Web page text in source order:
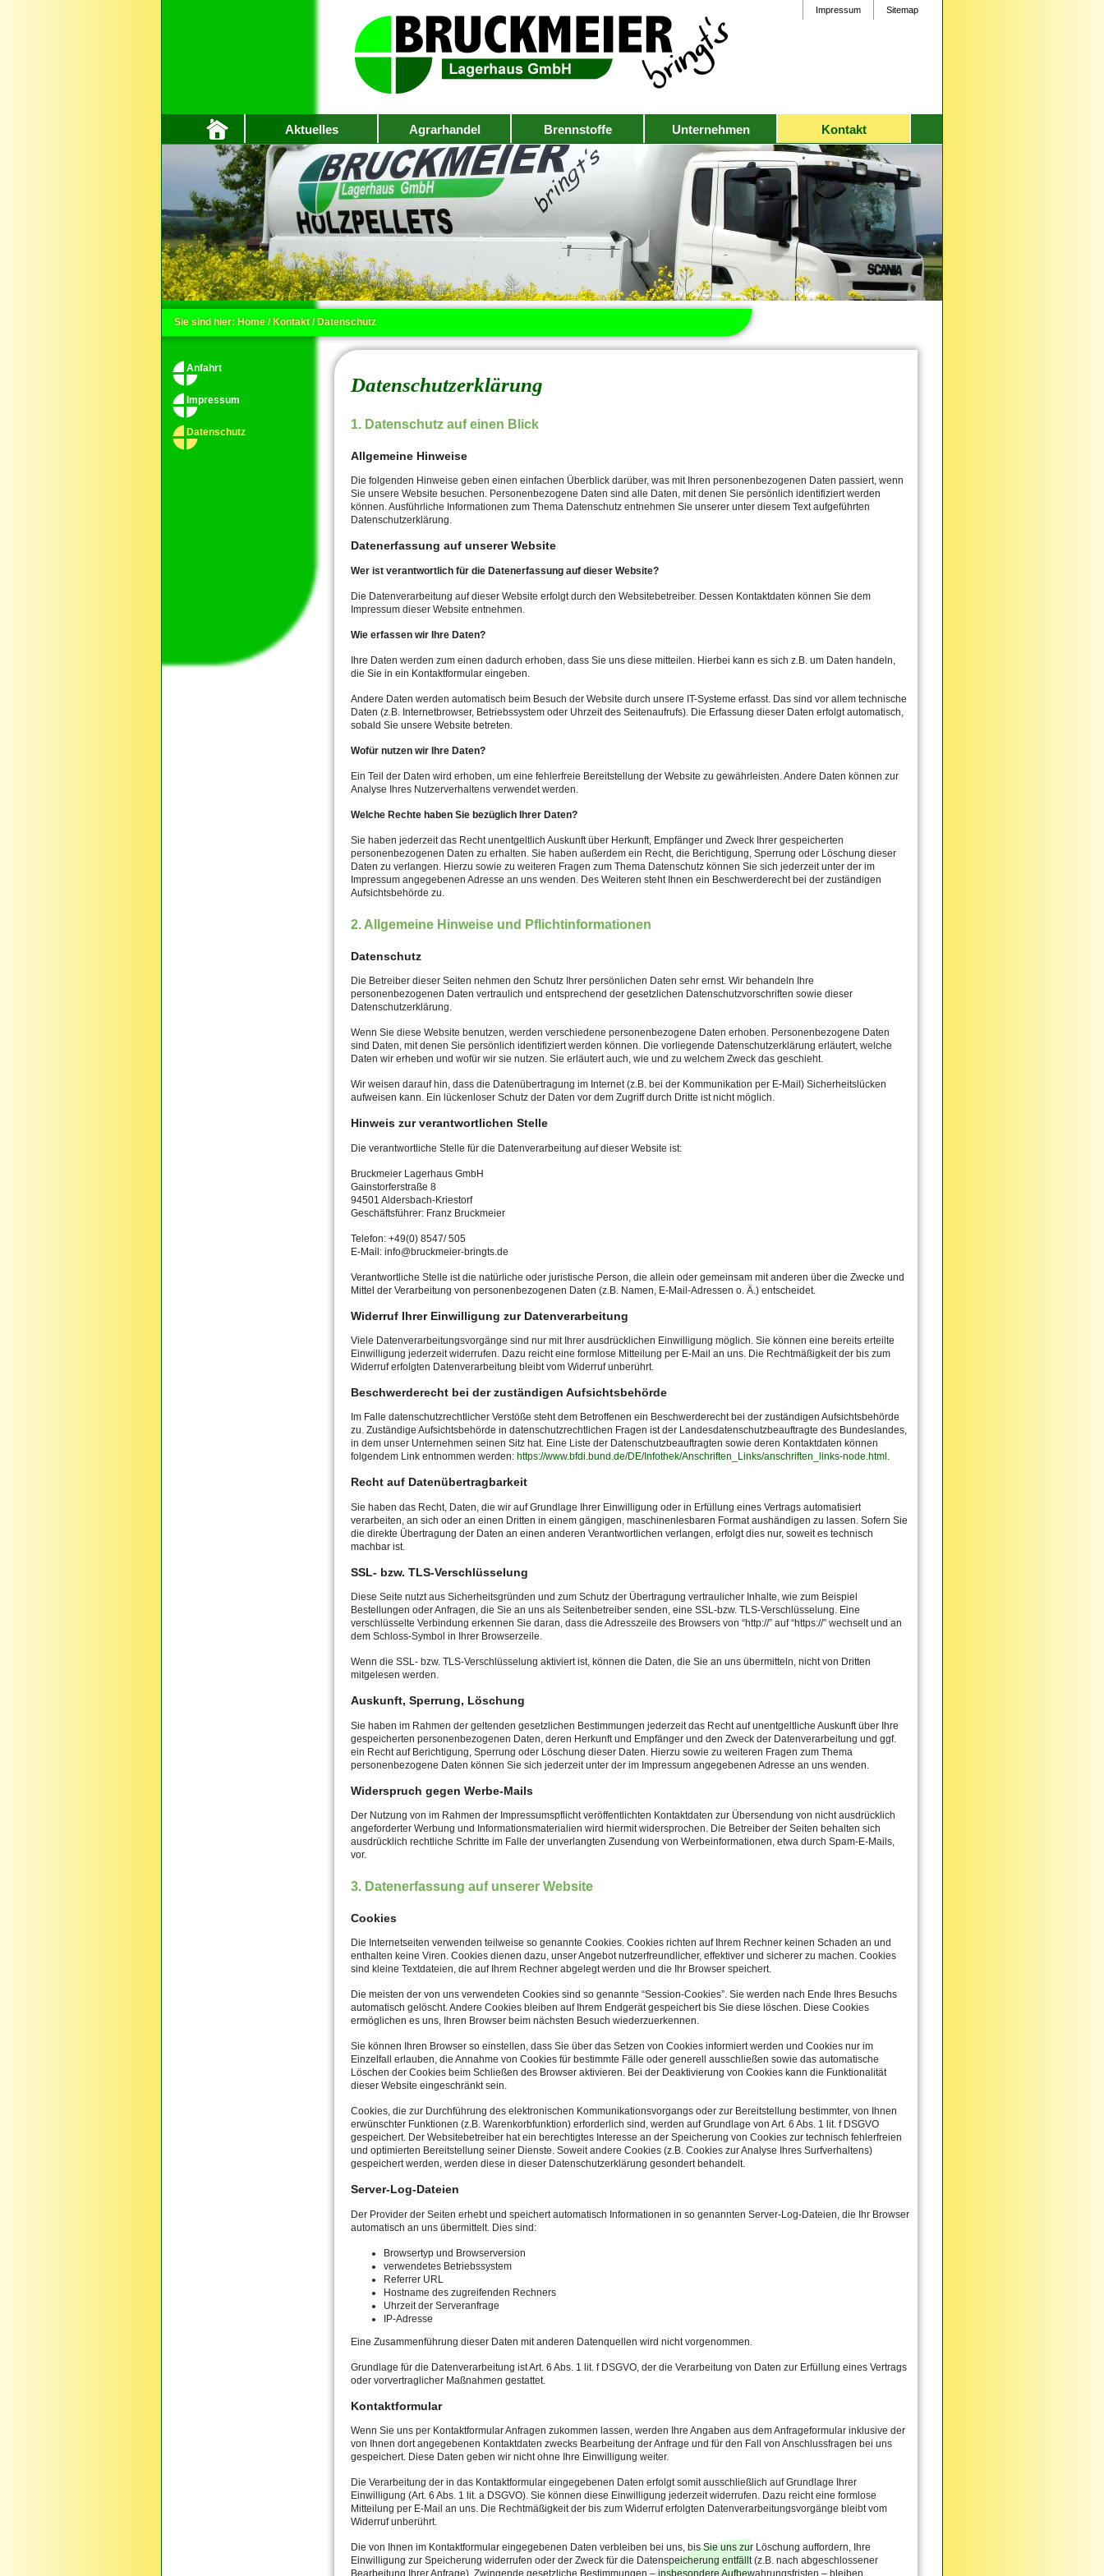
Impressum Sitemap
Aktuelles Agrarhandel Brennstoffe Unternehmen Kontakt
Anfahrt
Impressum
Datenschutz
Sie sind hier: Home / Kontakt / Datenschutz
Datenschutzerklärung
1. Datenschutz auf einen Blick
Allgemeine Hinweise
Die folgenden Hinweise geben einen einfachen Überblick darüber, was mit Ihren personenbezogenen Daten passiert, wenn
Sie unsere Website besuchen. Personenbezogene Daten sind alle Daten, mit denen Sie persönlich identifiziert werden
können. Ausführliche Informationen zum Thema Datenschutz entnehmen Sie unserer unter diesem Text aufgeführten
Datenschutzerklärung.
Datenerfassung auf unserer Website
Wer ist verantwortlich für die Datenerfassung auf dieser Website?
Die Datenverarbeitung auf dieser Website erfolgt durch den Websitebetreiber. Dessen Kontaktdaten können Sie dem
Impressum dieser Website entnehmen.
Wie erfassen wir Ihre Daten?
Ihre Daten werden zum einen dadurch erhoben, dass Sie uns diese mitteilen. Hierbei kann es sich z.B. um Daten handeln,
die Sie in ein Kontaktformular eingeben.
Andere Daten werden automatisch beim Besuch der Website durch unsere IT-Systeme erfasst. Das sind vor allem technische
Daten (z.B. Internetbrowser, Betriebssystem oder Uhrzeit des Seitenaufrufs). Die Erfassung dieser Daten erfolgt automatisch,
sobald Sie unsere Website betreten.
Wofür nutzen wir Ihre Daten?
Ein Teil der Daten wird erhoben, um eine fehlerfreie Bereitstellung der Website zu gewährleisten. Andere Daten können zur
Analyse Ihres Nutzerverhaltens verwendet werden.
Welche Rechte haben Sie bezüglich Ihrer Daten?
Sie haben jederzeit das Recht unentgeltlich Auskunft über Herkunft, Empfänger und Zweck Ihrer gespeicherten
personenbezogenen Daten zu erhalten. Sie haben außerdem ein Recht, die Berichtigung, Sperrung oder Löschung dieser
Daten zu verlangen. Hierzu sowie zu weiteren Fragen zum Thema Datenschutz können Sie sich jederzeit unter der im
Impressum angegebenen Adresse an uns wenden. Des Weiteren steht Ihnen ein Beschwerderecht bei der zuständigen
Aufsichtsbehörde zu.
2. Allgemeine Hinweise und Pflichtinformationen
Datenschutz
Die Betreiber dieser Seiten nehmen den Schutz Ihrer persönlichen Daten sehr ernst. Wir behandeln Ihre
personenbezogenen Daten vertraulich und entsprechend der gesetzlichen Datenschutzvorschriften sowie dieser
Datenschutzerklärung.
Wenn Sie diese Website benutzen, werden verschiedene personenbezogene Daten erhoben. Personenbezogene Daten
sind Daten, mit denen Sie persönlich identifiziert werden können. Die vorliegende Datenschutzerklärung erläutert, welche
Daten wir erheben und wofür wir sie nutzen. Sie erläutert auch, wie und zu welchem Zweck das geschieht.
Wir weisen darauf hin, dass die Datenübertragung im Internet (z.B. bei der Kommunikation per E-Mail) Sicherheitslücken
aufweisen kann. Ein lückenloser Schutz der Daten vor dem Zugriff durch Dritte ist nicht möglich.
Hinweis zur verantwortlichen Stelle
Die verantwortliche Stelle für die Datenverarbeitung auf dieser Website ist:
Bruckmeier Lagerhaus GmbH
Gainstorferstraße 8
94501 Aldersbach-Kriestorf
Geschäftsführer: Franz Bruckmeier
Telefon: +49(0) 8547/ 505
E-Mail: info@bruckmeier-bringts.de
Verantwortliche Stelle ist die natürliche oder juristische Person, die allein oder gemeinsam mit anderen über die Zwecke und
Mittel der Verarbeitung von personenbezogenen Daten (z.B. Namen, E-Mail-Adressen o. Ä.) entscheidet.
Widerruf Ihrer Einwilligung zur Datenverarbeitung
Viele Datenverarbeitungsvorgänge sind nur mit Ihrer ausdrücklichen Einwilligung möglich. Sie können eine bereits erteilte
Einwilligung jederzeit widerrufen. Dazu reicht eine formlose Mitteilung per E-Mail an uns. Die Rechtmäßigkeit der bis zum
Widerruf erfolgten Datenverarbeitung bleibt vom Widerruf unberührt.
Beschwerderecht bei der zuständigen Aufsichtsbehörde
Im Falle datenschutzrechtlicher Verstöße steht dem Betroffenen ein Beschwerderecht bei der zuständigen Aufsichtsbehörde
zu. Zuständige Aufsichtsbehörde in datenschutzrechtlichen Fragen ist der Landesdatenschutzbeauftragte des Bundeslandes,
in dem unser Unternehmen seinen Sitz hat. Eine Liste der Datenschutzbeauftragten sowie deren Kontaktdaten können
folgendem Link entnommen werden: https://www.bfdi.bund.de/DE/Infothek/Anschriften_Links/anschriften_links-node.html .
Recht auf Datenübertragbarkeit
Sie haben das Recht, Daten, die wir auf Grundlage Ihrer Einwilligung oder in Erfüllung eines Vertrags automatisiert
verarbeiten, an sich oder an einen Dritten in einem gängigen, maschinenlesbaren Format aushändigen zu lassen. Sofern Sie
die direkte Übertragung der Daten an einen anderen Verantwortlichen verlangen, erfolgt dies nur, soweit es technisch
machbar ist.
SSL- bzw. TLS-Verschlüsselung
Diese Seite nutzt aus Sicherheitsgründen und zum Schutz der Übertragung vertraulicher Inhalte, wie zum Beispiel
Bestellungen oder Anfragen, die Sie an uns als Seitenbetreiber senden, eine SSL-bzw. TLS-Verschlüsselung. Eine
verschlüsselte Verbindung erkennen Sie daran, dass die Adresszeile des Browsers von “http://” auf “https://” wechselt und an
dem Schloss-Symbol in Ihrer Browserzeile.
Wenn die SSL- bzw. TLS-Verschlüsselung aktiviert ist, können die Daten, die Sie an uns übermitteln, nicht von Dritten
mitgelesen werden.
Auskunft, Sperrung, Löschung
Sie haben im Rahmen der geltenden gesetzlichen Bestimmungen jederzeit das Recht auf unentgeltliche Auskunft über Ihre
gespeicherten personenbezogenen Daten, deren Herkunft und Empfänger und den Zweck der Datenverarbeitung und ggf.
ein Recht auf Berichtigung, Sperrung oder Löschung dieser Daten. Hierzu sowie zu weiteren Fragen zum Thema
personenbezogene Daten können Sie sich jederzeit unter der im Impressum angegebenen Adresse an uns wenden.
Widerspruch gegen Werbe-Mails
Der Nutzung von im Rahmen der Impressumspflicht veröffentlichten Kontaktdaten zur Übersendung von nicht ausdrücklich
angeforderter Werbung und Informationsmaterialien wird hiermit widersprochen. Die Betreiber der Seiten behalten sich
ausdrücklich rechtliche Schritte im Falle der unverlangten Zusendung von Werbeinformationen, etwa durch Spam-E-Mails,
vor.
3. Datenerfassung auf unserer Website
Cookies
Die Internetseiten verwenden teilweise so genannte Cookies. Cookies richten auf Ihrem Rechner keinen Schaden an und
enthalten keine Viren. Cookies dienen dazu, unser Angebot nutzerfreundlicher, effektiver und sicherer zu machen. Cookies
sind kleine Textdateien, die auf Ihrem Rechner abgelegt werden und die Ihr Browser speichert.
Die meisten der von uns verwendeten Cookies sind so genannte “Session-Cookies”. Sie werden nach Ende Ihres Besuchs
automatisch gelöscht. Andere Cookies bleiben auf Ihrem Endgerät gespeichert bis Sie diese löschen. Diese Cookies
ermöglichen es uns, Ihren Browser beim nächsten Besuch wiederzuerkennen.
Sie können Ihren Browser so einstellen, dass Sie über das Setzen von Cookies informiert werden und Cookies nur im
Einzelfall erlauben, die Annahme von Cookies für bestimmte Fälle oder generell ausschließen sowie das automatische
Löschen der Cookies beim Schließen des Browser aktivieren. Bei der Deaktivierung von Cookies kann die Funktionalität
dieser Website eingeschränkt sein.
Cookies, die zur Durchführung des elektronischen Kommunikationsvorgangs oder zur Bereitstellung bestimmter, von Ihnen
erwünschter Funktionen (z.B. Warenkorbfunktion) erforderlich sind, werden auf Grundlage von Art. 6 Abs. 1 lit. f DSGVO
gespeichert. Der Websitebetreiber hat ein berechtigtes Interesse an der Speicherung von Cookies zur technisch fehlerfreien
und optimierten Bereitstellung seiner Dienste. Soweit andere Cookies (z.B. Cookies zur Analyse Ihres Surfverhaltens)
gespeichert werden, werden diese in dieser Datenschutzerklärung gesondert behandelt.
Server-Log-Dateien
Der Provider der Seiten erhebt und speichert automatisch Informationen in so genannten Server-Log-Dateien, die Ihr Browser
automatisch an uns übermittelt. Dies sind:
Browsertyp und Browserversion
verwendetes Betriebssystem
Referrer URL
Hostname des zugreifenden Rechners
Uhrzeit der Serveranfrage
IP-Adresse
Eine Zusammenführung dieser Daten mit anderen Datenquellen wird nicht vorgenommen.
Grundlage für die Datenverarbeitung ist Art. 6 Abs. 1 lit. f DSGVO, der die Verarbeitung von Daten zur Erfüllung eines Vertrags
oder vorvertraglicher Maßnahmen gestattet.
Kontaktformular
Wenn Sie uns per Kontaktformular Anfragen zukommen lassen, werden Ihre Angaben aus dem Anfrageformular inklusive der
von Ihnen dort angegebenen Kontaktdaten zwecks Bearbeitung der Anfrage und für den Fall von Anschlussfragen bei uns
gespeichert. Diese Daten geben wir nicht ohne Ihre Einwilligung weiter.
Die Verarbeitung der in das Kontaktformular eingegebenen Daten erfolgt somit ausschließlich auf Grundlage Ihrer
Einwilligung (Art. 6 Abs. 1 lit. a DSGVO). Sie können diese Einwilligung jederzeit widerrufen. Dazu reicht eine formlose
Mitteilung per E-Mail an uns. Die Rechtmäßigkeit der bis zum Widerruf erfolgten Datenverarbeitungsvorgänge bleibt vom
Widerruf unberührt.
Die von Ihnen im Kontaktformular eingegebenen Daten verbleiben bei uns, bis Sie uns zur Löschung auffordern, Ihre
Einwilligung zur Speicherung widerrufen oder der Zweck für die Datenspeicherung entfällt (z.B. nach abgeschlossener
Bearbeitung Ihrer Anfrage). Zwingende gesetzliche Bestimmungen – insbesondere Aufbewahrungsfristen – bleiben